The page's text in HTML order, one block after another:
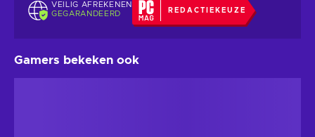
VEILIG AFREKENEN
GEGARANDEERD
REDACTIEKEUZE
Gamers bekeken ook